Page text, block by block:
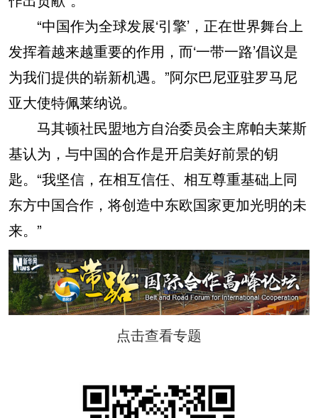
“中国作为全球发展‘引擎’，正在世界舞台上
发挥着越来越重要的作用，而‘一带一路’倡议是
为我们提供的崭新机遇。”阿尔巴尼亚驻罗马尼
亚大使特佩莱纳说。
马其顿社民盟地方自治委员会主席帕夫莱斯
基认为，与中国的合作是开启美好前景的钥
匙。“我坚信，在相互信任、相互尊重基础上同
东方中国合作，将创造中东欧国家更加光明的未
来。”
点击查看专题